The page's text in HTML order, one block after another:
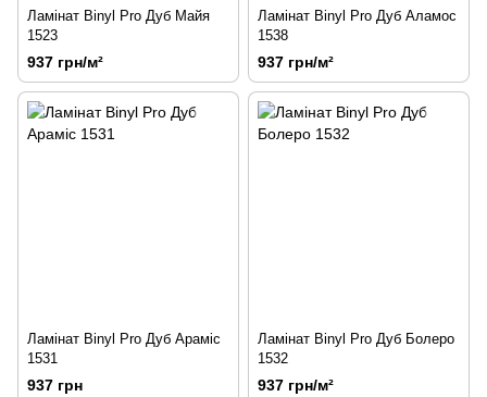
Ламінат Binyl Pro Дуб Майя
1523
937 грн/м²
Ламінат Binyl Pro Дуб Аламос
1538
937 грн/м²
Ламінат Binyl Pro Дуб Араміс
1531
937 грн
Ламінат Binyl Pro Дуб Болеро
1532
937 грн/м²